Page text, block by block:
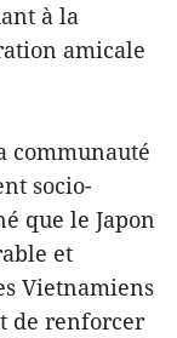
à la
amicale
communauté
socio-
que le Japon
et
Vietnamiens
de renforcer